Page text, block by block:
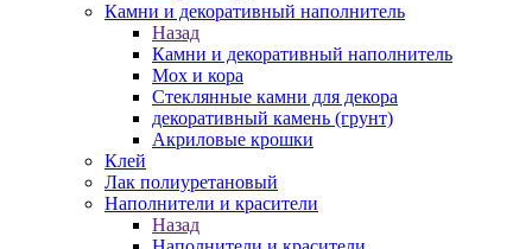
Камни и декоративный наполнитель
Назад
Камни и декоративный наполнитель
Мох и кора
Стеклянные камни для декора
декоративный камень (грунт)
Акриловые крошки
Клей
Лак полиуретановый
Наполнители и красители
Назад